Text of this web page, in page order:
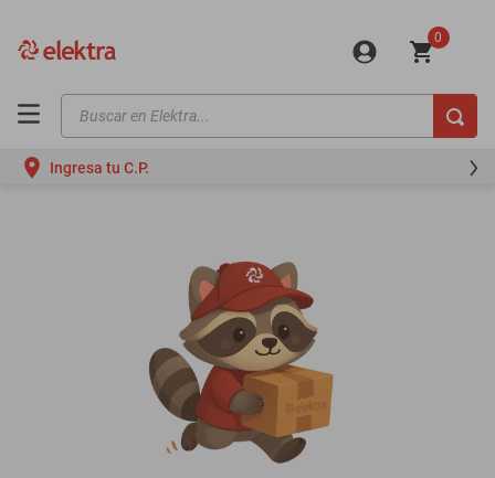
0
Buscar en Elektra...
Ingresa tu C.P.
motos